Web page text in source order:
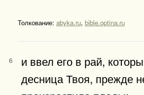
Толкование: abyka.ru, bible.optina.ru
6
и ввел его в рай,
десница Твоя, прежде